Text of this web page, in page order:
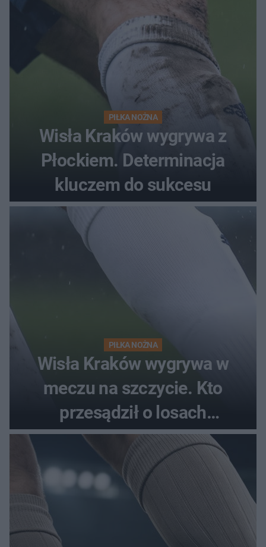
PIŁKA NOŻNA
Wisła Kraków wygrywa z
Płockiem. Determinacja
kluczem do sukcesu
PIŁKA NOŻNA
Wisła Kraków wygrywa w
meczu na szczycie. Kto
przesądził o losach
spotkania?